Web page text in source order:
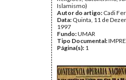
Islamismo)
Autor do artigo: Cadi
Data: Quinta, 11 de
1997
Fundo:UMAR
Tipo Documental:
Página(s): 1